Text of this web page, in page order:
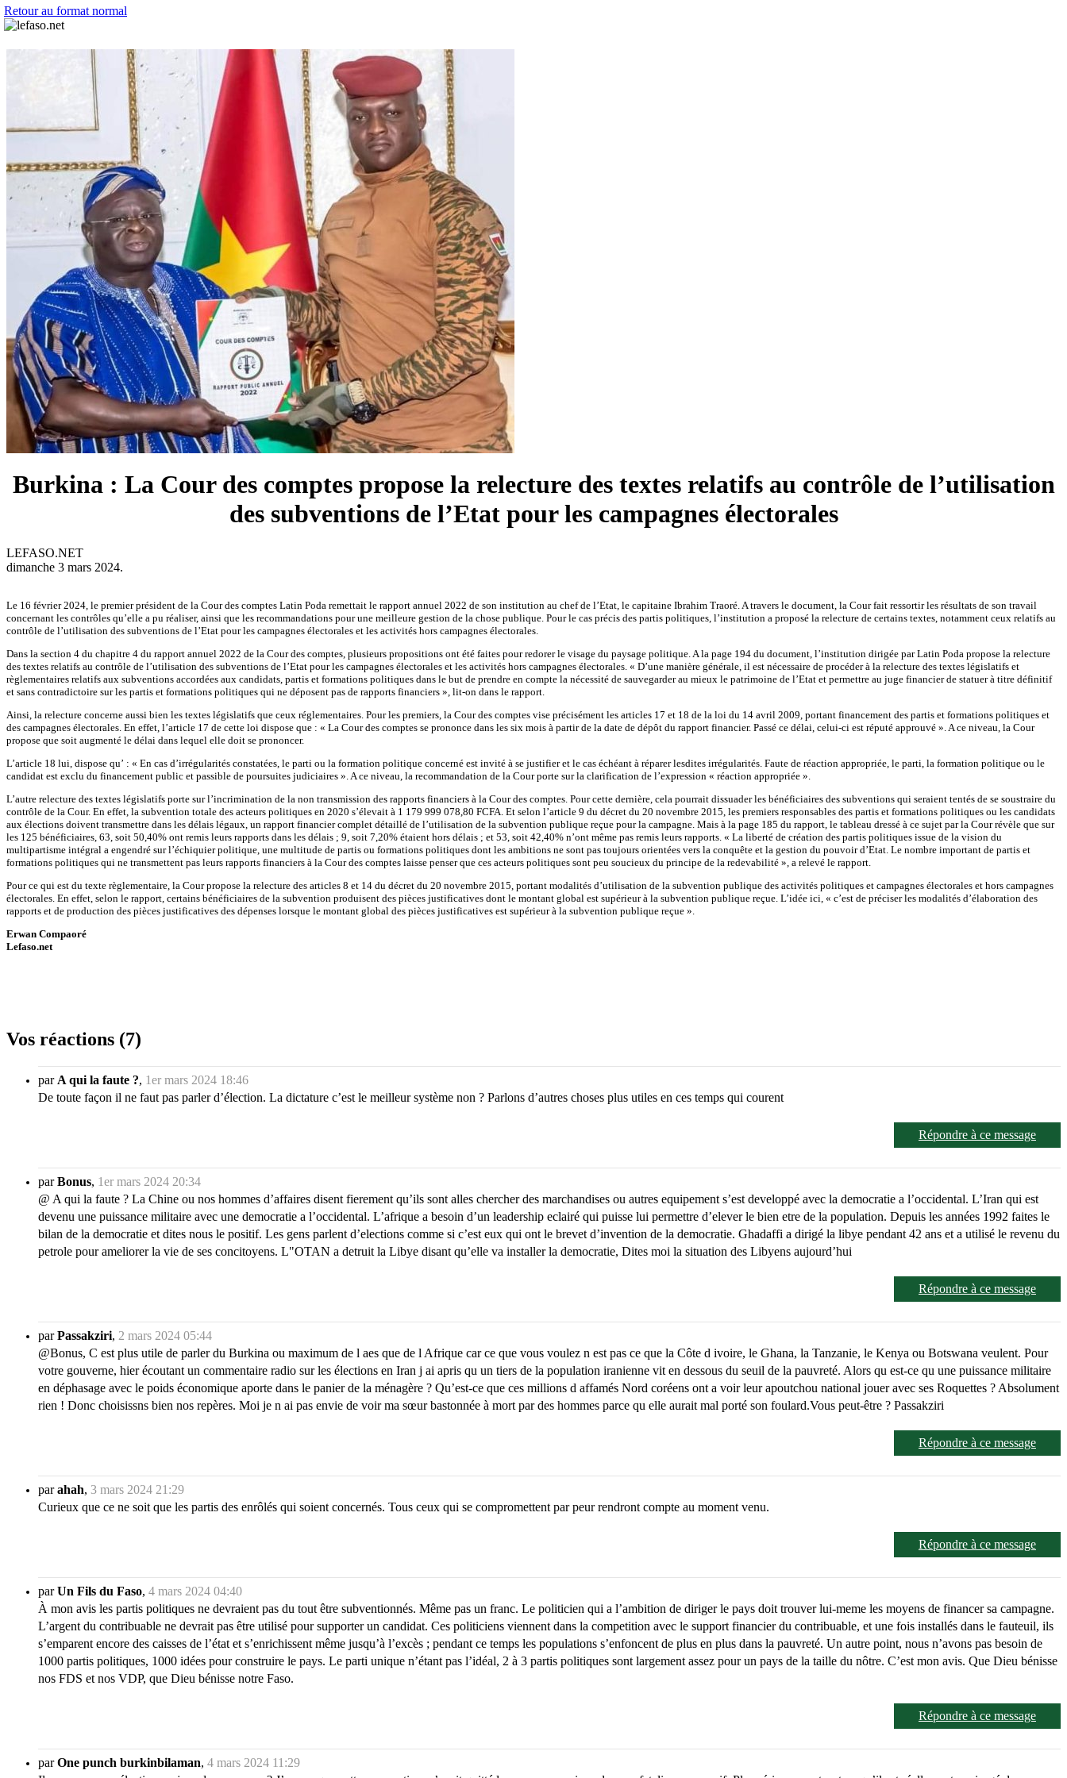
Retour au format normal
Burkina : La Cour des comptes propose la relecture des textes relatifs au contrôle de l’utilisation
des subventions de l’Etat pour les campagnes électorales
LEFASO.NET
dimanche 3 mars 2024.
Le 16 février 2024, le premier président de la Cour des comptes Latin Poda remettait le rapport annuel 2022 de son institution au chef de l’Etat, le capitaine Ibrahim Traoré. A travers le document, la Cour fait ressortir les résultats de son travail
concernant les contrôles qu’elle a pu réaliser, ainsi que les recommandations pour une meilleure gestion de la chose publique. Pour le cas précis des partis politiques, l’institution a proposé la relecture de certains textes, notamment ceux relatifs au
contrôle de l’utilisation des subventions de l’Etat pour les campagnes électorales et les activités hors campagnes électorales.
Dans la section 4 du chapitre 4 du rapport annuel 2022 de la Cour des comptes, plusieurs propositions ont été faites pour redorer le visage du paysage politique. A la page 194 du document, l’institution dirigée par Latin Poda propose la relecture
des textes relatifs au contrôle de l’utilisation des subventions de l’Etat pour les campagnes électorales et les activités hors campagnes électorales. « D’une manière générale, il est nécessaire de procéder à la relecture des textes législatifs et
règlementaires relatifs aux subventions accordées aux candidats, partis et formations politiques dans le but de prendre en compte la nécessité de sauvegarder au mieux le patrimoine de l’Etat et permettre au juge financier de statuer à titre définitif
et sans contradictoire sur les partis et formations politiques qui ne déposent pas de rapports financiers », lit-on dans le rapport.
Ainsi, la relecture concerne aussi bien les textes législatifs que ceux réglementaires. Pour les premiers, la Cour des comptes vise précisément les articles 17 et 18 de la loi du 14 avril 2009, portant financement des partis et formations politiques et
des campagnes électorales. En effet, l’article 17 de cette loi dispose que : « La Cour des comptes se prononce dans les six mois à partir de la date de dépôt du rapport financier. Passé ce délai, celui-ci est réputé approuvé ». A ce niveau, la Cour
propose que soit augmenté le délai dans lequel elle doit se prononcer.
L’article 18 lui, dispose qu’ : « En cas d’irrégularités constatées, le parti ou la formation politique concerné est invité à se justifier et le cas échéant à réparer lesdites irrégularités. Faute de réaction appropriée, le parti, la formation politique ou le
candidat est exclu du financement public et passible de poursuites judiciaires ». A ce niveau, la recommandation de la Cour porte sur la clarification de l’expression « réaction appropriée ».
L’autre relecture des textes législatifs porte sur l’incrimination de la non transmission des rapports financiers à la Cour des comptes. Pour cette dernière, cela pourrait dissuader les bénéficiaires des subventions qui seraient tentés de se soustraire du
contrôle de la Cour. En effet, la subvention totale des acteurs politiques en 2020 s’élevait à 1 179 999 078,80 FCFA. Et selon l’article 9 du décret du 20 novembre 2015, les premiers responsables des partis et formations politiques ou les candidats
aux élections doivent transmettre dans les délais légaux, un rapport financier complet détaillé de l’utilisation de la subvention publique reçue pour la campagne. Mais à la page 185 du rapport, le tableau dressé à ce sujet par la Cour révèle que sur
les 125 bénéficiaires, 63, soit 50,40% ont remis leurs rapports dans les délais ; 9, soit 7,20% étaient hors délais ; et 53, soit 42,40% n’ont même pas remis leurs rapports. « La liberté de création des partis politiques issue de la vision du
multipartisme intégral a engendré sur l’échiquier politique, une multitude de partis ou formations politiques dont les ambitions ne sont pas toujours orientées vers la conquête et la gestion du pouvoir d’Etat. Le nombre important de partis et
formations politiques qui ne transmettent pas leurs rapports financiers à la Cour des comptes laisse penser que ces acteurs politiques sont peu soucieux du principe de la redevabilité », a relevé le rapport.
Pour ce qui est du texte règlementaire, la Cour propose la relecture des articles 8 et 14 du décret du 20 novembre 2015, portant modalités d’utilisation de la subvention publique des activités politiques et campagnes électorales et hors campagnes
électorales. En effet, selon le rapport, certains bénéficiaires de la subvention produisent des pièces justificatives dont le montant global est supérieur à la subvention publique reçue. L’idée ici, « c’est de préciser les modalités d’élaboration des
rapports et de production des pièces justificatives des dépenses lorsque le montant global des pièces justificatives est supérieur à la subvention publique reçue ».
Erwan Compaoré
Lefaso.net
Vos réactions (7)
par A qui la faute ?, 1er mars 2024 18:46
De toute façon il ne faut pas parler d’élection. La dictature c’est le meilleur système non ? Parlons d’autres choses plus utiles en ces temps qui courent
Répondre à ce message
parBonus, 1er mars 2024 20:34
@ A qui la faute ? La Chine ou nos hommes d’affaires disent fierement qu’ils sont alles chercher des marchandises ou autres equipement s’est developpé avec la democratie a l’occidental. L’Iran qui est
devenu une puissance militaire avec une democratie a l’occidental. L’afrique a besoin d’un leadership eclairé qui puisse lui permettre d’elever le bien etre de la population. Depuis les années 1992 faites le
bilan de la democratie et dites nous le positif. Les gens parlent d’elections comme si c’est eux qui ont le brevet d’invention de la democratie. Ghadaffi a dirigé la libye pendant 42 ans et a utilisé le revenu du
petrole pour ameliorer la vie de ses concitoyens. L"OTAN a detruit la Libye disant qu’elle va installer la democratie, Dites moi la situation des Libyens aujourd’hui
Répondre à ce message
parPassakziri, 2 mars 2024 05:44
@Bonus, C est plus utile de parler du Burkina ou maximum de l aes que de l Afrique car ce que vous voulez n est pas ce que la Côte d ivoire, le Ghana, la Tanzanie, le Kenya ou Botswana veulent. Pour
votre gouverne, hier écoutant un commentaire radio sur les élections en Iran j ai apris qu un tiers de la population iranienne vit en dessous du seuil de la pauvreté. Alors qu est-ce qu une puissance militaire
en déphasage avec le poids économique aporte dans le panier de la ménagère ? Qu’est-ce que ces millions d affamés Nord coréens ont a voir leur apoutchou national jouer avec ses Roquettes ? Absolument
rien ! Donc choisissns bien nos repères. Moi je n ai pas envie de voir ma sœur bastonnée à mort par des hommes parce qu elle aurait mal porté son foulard.Vous peut-être ? Passakziri
Répondre à ce message
parahah, 3 mars 2024 21:29
Curieux que ce ne soit que les partis des enrôlés qui soient concernés. Tous ceux qui se compromettent par peur rendront compte au moment venu.
Répondre à ce message
parUn Fils du Faso, 4 mars 2024 04:40
À mon avis les partis politiques ne devraient pas du tout être subventionnés. Même pas un franc. Le politicien qui a l’ambition de diriger le pays doit trouver lui-meme les moyens de financer sa campagne.
L’argent du contribuable ne devrait pas être utilisé pour supporter un candidat. Ces politiciens viennent dans la competition avec le support financier du contribuable, et une fois installés dans le fauteuil, ils
s’emparent encore des caisses de l’état et s’enrichissent même jusqu’à l’excès ; pendant ce temps les populations s’enfoncent de plus en plus dans la pauvreté. Un autre point, nous n’avons pas besoin de
1000 partis politiques, 1000 idées pour construire le pays. Le parti unique n’étant pas l’idéal, 2 à 3 partis politiques sont largement assez pour un pays de la taille du nôtre. C’est mon avis. Que Dieu bénisse
nos FDS et nos VDP, que Dieu bénisse notre Faso.
Répondre à ce message
parOne punch burkinbilaman, 4 mars 2024 11:29